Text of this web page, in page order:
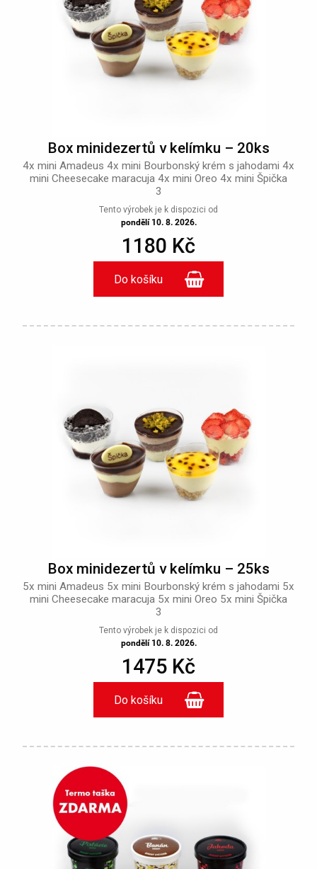
Box minidezertů v kelímku – 20ks
4x mini Amadeus 4x mini Bourbonský krém s jahodami 4x
mini Cheesecake maracuja 4x mini Oreo 4x mini Špička
3
Tento výrobek je k dispozici od
pondělí 10. 8. 2026.
1180 Kč
Box minidezertů v kelímku – 25ks
5x mini Amadeus 5x mini Bourbonský krém s jahodami 5x
mini Cheesecake maracuja 5x mini Oreo 5x mini Špička
3
Tento výrobek je k dispozici od
pondělí 10. 8. 2026.
1475 Kč